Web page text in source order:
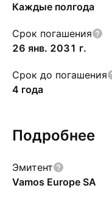
Каждые полгода
Срок погашения
26 янв. 2031 г.
Срок до погашения
4 года
Подробнее
Эмитент
Vamos Europe SA